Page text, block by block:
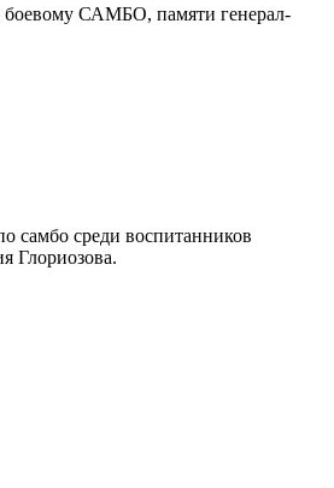
боевому САМБО, памяти генерал-
самбо среди воспитанников
Глориозова.